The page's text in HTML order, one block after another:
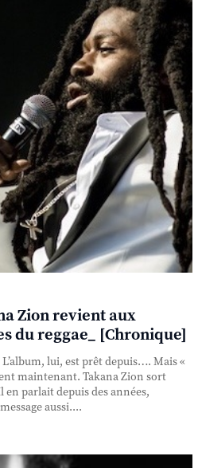
Zion revient aux
du reggae_ [Chronique]
lui, est prêt depuis…. Mais «
maintenant. Takana Zion sort
en parlait depuis des années,
aussi....